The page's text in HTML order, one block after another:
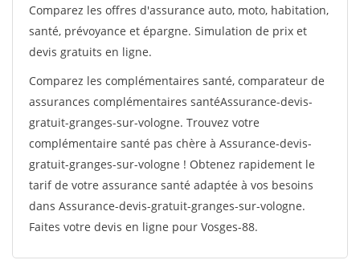
Comparez les offres d'assurance auto, moto, habitation,
santé, prévoyance et épargne. Simulation de prix et
devis gratuits en ligne.
Comparez les complémentaires santé, comparateur de
assurances complémentaires santéAssurance-devis-
gratuit-granges-sur-vologne. Trouvez votre
complémentaire santé pas chère à Assurance-devis-
gratuit-granges-sur-vologne ! Obtenez rapidement le
tarif de votre assurance santé adaptée à vos besoins
dans Assurance-devis-gratuit-granges-sur-vologne.
Faites votre devis en ligne pour Vosges-88.